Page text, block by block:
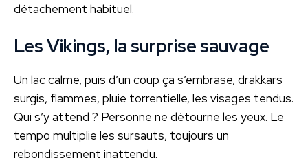
détachement habituel.
Les Vikings, la surprise sauvage
Un lac calme, puis d’un coup ça s’embrase, drakkars
surgis, flammes, pluie torrentielle, les visages tendus.
Qui s’y attend ? Personne ne détourne les yeux. Le
tempo multiplie les sursauts, toujours un
rebondissement inattendu.